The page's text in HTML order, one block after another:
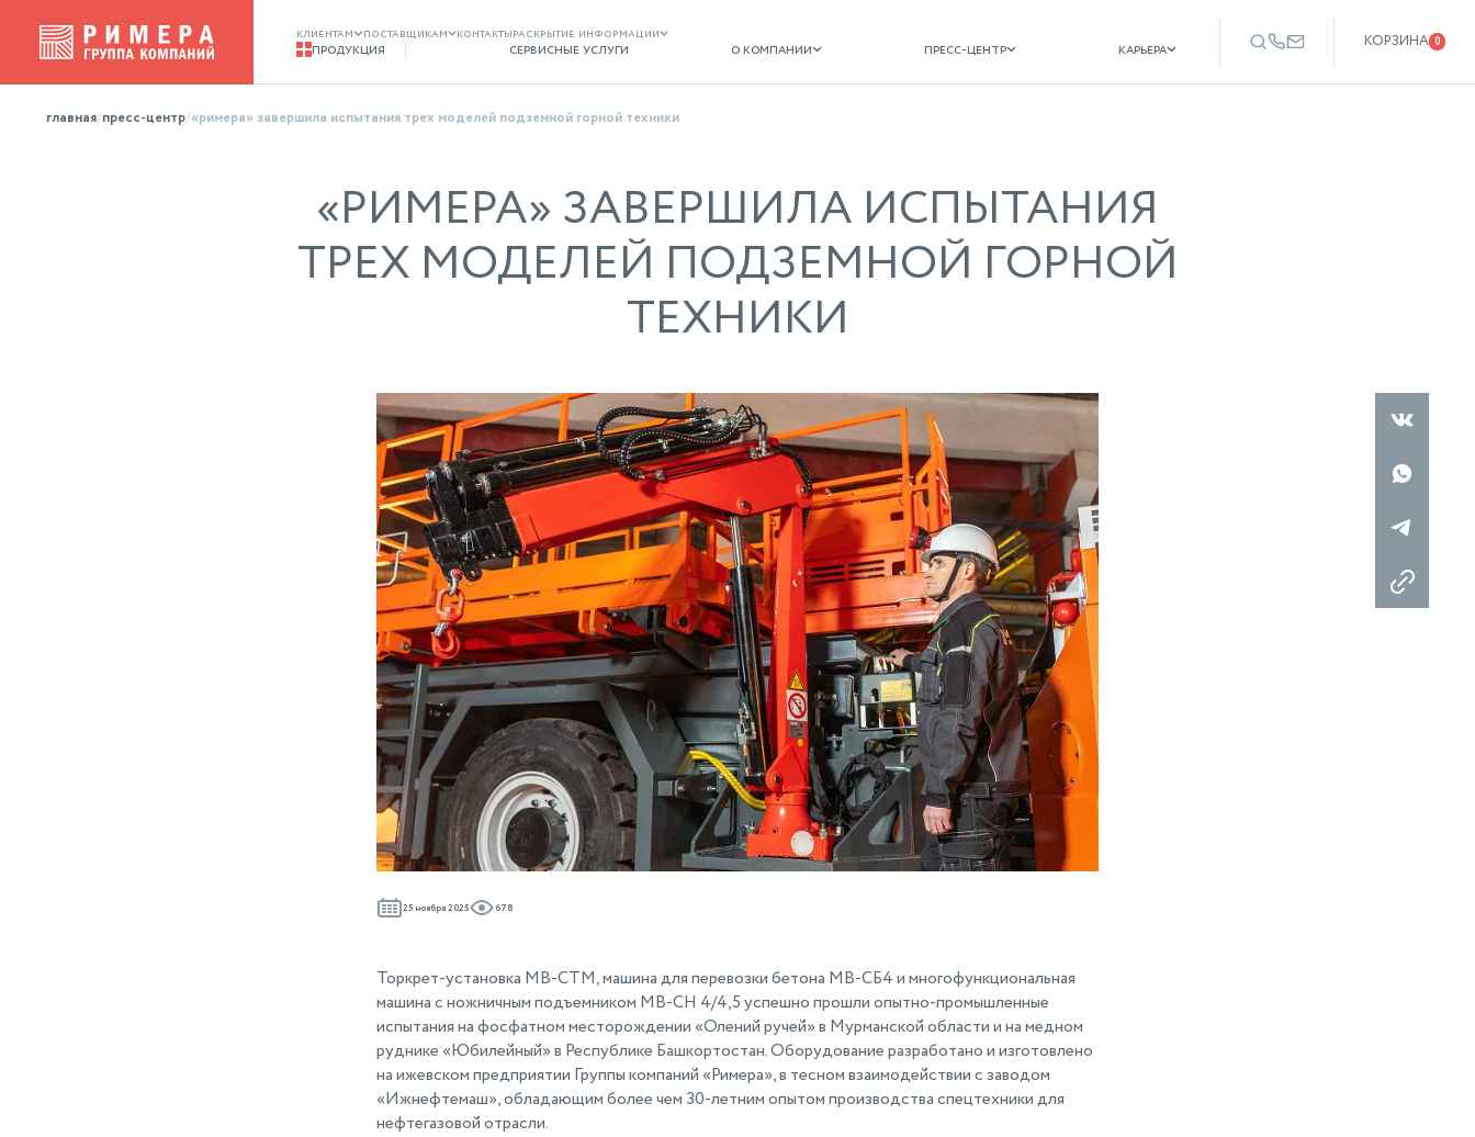
клиентам поставщикам контактыраскрытие информации
продукция сервисные услуги о компании пресс-центр карьера
продукция сервисные услуги КОРЗИНА 0
главная пресс-центр «римера» завершила испытания трех моделей подземной горной техники
«РИМЕРА» ЗАВЕРШИЛА ИСПЫТАНИЯ
ТРЕХ МОДЕЛЕЙ ПОДЗЕМНОЙ ГОРНОЙ
ТЕХНИКИ
25 ноября 2025 678
Торкрет-установка МВ-СТМ, машина для перевозки бетона МВ-СБ4 и многофункциональная
машина с ножничным подъемником МВ-СН 4/4,5 успешно прошли опытно-промышленные
испытания на фосфатном месторождении «Олений ручей» в Мурманской области и на медном
руднике «Юбилейный» в Республике Башкортостан. Оборудование разработано и изготовлено
на ижевском предприятии Группы компаний «Римера», в тесном взаимодействии с заводом
«Ижнефтемаш», обладающим более чем 30-летним опытом производства спецтехники для
нефтегазовой отрасли.